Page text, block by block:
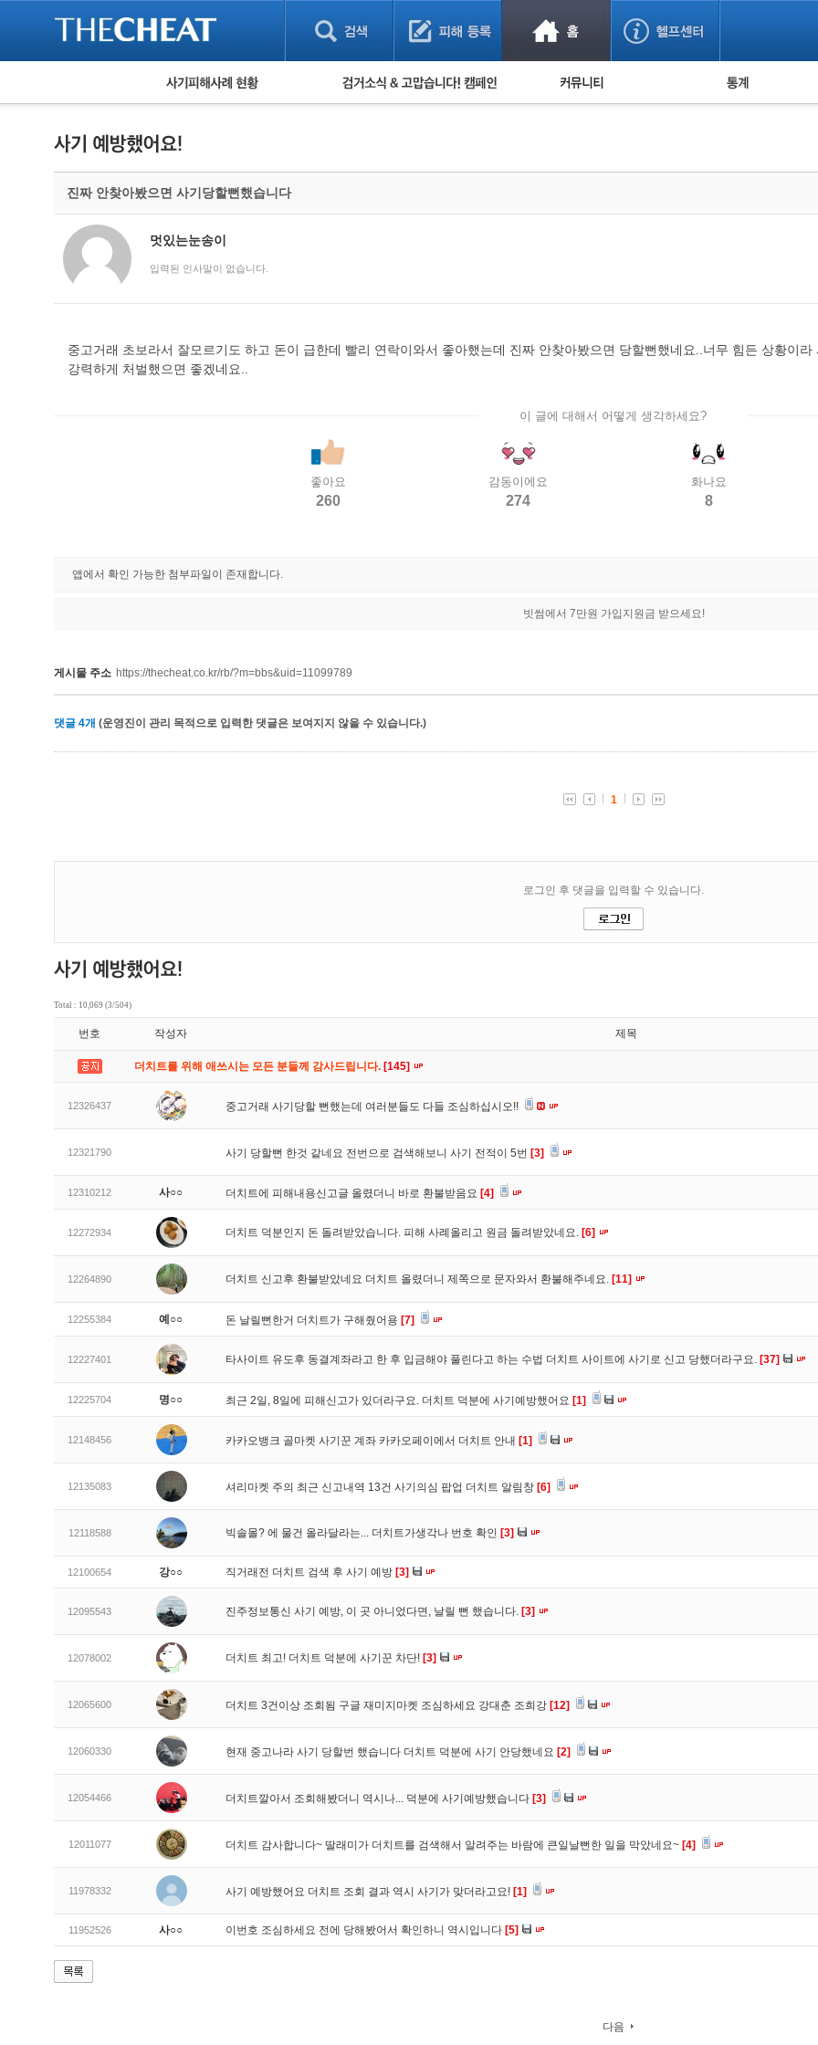
피해사례 현황
게임 · 비실물 피해사례
보이스피싱 피해사례
유해사이트 목록
비공개 피해사례
검거 소식 사기 예방했어요! 누적 피해사례 통계
진짜 안찾아봤으면 사기당할뻔했습니다
멋있는눈송이
입력된 인사말이 없습니다.
중고거래 초보라서 잘모르기도 하고 돈이 급한데 빨리 연락이와서 좋아했는데 진짜 안찾아봤으면 당할뻔했네요..너무 힘든 상황이
강력하게 처벌했으면 좋겠네요..
이 글에 대해서 어떻게 생각하세요?
좋아요
260
감동이에요
274
화나요
8
앱에서 확인 가능한 첨부파일이 존재합니다.
빗썸에서 7만원 가입지원금 받으세요!
게시물 주소 https://thecheat.co.kr/rb/?m=bbs&uid=11099789
댓글 4개 (운영진이 관리 목적으로 입력한 댓글은 보여지지 않을 수 있습니다.)
Total : 10,069 (3/504)
번호 작성자 제목
더치트를 위해 애쓰시는 모든 분들께 감사드립니다. [145]
12326437 중고거래 사기당할 뻔했는데 여러분들도 다들 조심하십시오!!
12321790 사기 당할뻔 한것 같네요 전번으로 검색해보니 사기 전적이 5번 [3]
12310212 사○○ 더치트에 피해내용신고글 올렸더니 바로 환불받음요 [4]
12272934 더치트 덕분인지 돈 돌려받았습니다. 피해 사례올리고 원금 돌려받았네요. [6]
12264890 더치트 신고후 환불받았네요 더치트 올렸더니 제쪽으로 문자와서 환불해주네요. [11]
12255384 예○○ 돈 날릴뻔한거 더치트가 구해줬어용 [7]
12227401 타사이트 유도후 동결계좌라고 한 후 입금해야 풀린다고 하는 수법 더치트 사이트에 사기로 신고 당했더라구요. [37]
12225704 명○○ 최근 2일, 8일에 피해신고가 있더라구요. 더치트 덕분에 사기예방했어요 [1]
12148456 카카오뱅크 골마켓 사기꾼 계좌 카카오페이에서 더치트 안내 [1]
12135083 셔리마켓 주의 최근 신고내역 13건 사기의심 팝업 더치트 알림창 [6]
12118588 빅솔몰? 에 물건 올라달라는... 더치트가생각나 번호 확인 [3]
12100654 강○○ 직거래전 더치트 검색 후 사기 예방 [3]
12095543 진주정보통신 사기 예방, 이 곳 아니었다면, 날릴 뻔 했습니다. [3]
12078002 더치트 최고! 더치트 덕분에 사기꾼 차단! [3]
12065600 더치트 3건이상 조회됨 구글 재미지마켓 조심하세요 강대춘 조희강 [12]
12060330 현재 중고나라 사기 당할번 했습니다 더치트 덕분에 사기 안당했네요 [2]
12054466 더치트깔아서 조회해봤더니 역시나... 덕분에 사기예방했습니다 [3]
12011077 더치트 감사합니다~ 딸래미가 더치트를 검색해서 알려주는 바람에 큰일날뻔한 일을 막았네요~ [4]
11978332 사기 예방했어요 더치트 조회 결과 역시 사기가 맞더라고요! [1]
11952526 사○○ 이번호 조심하세요 전에 당해봤어서 확인하니 역시입니다 [5]
다음